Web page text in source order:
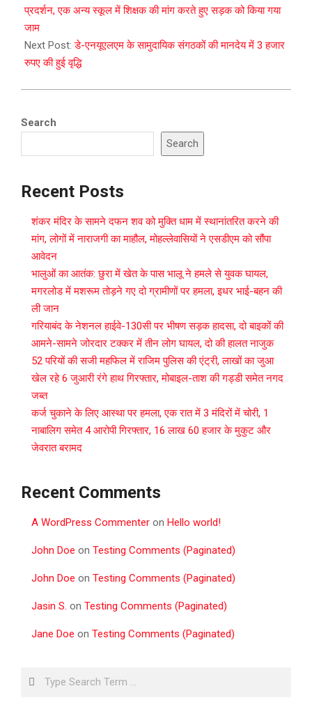
05
प्रदर्शन, एक अन्य स्कूल में शिक्षक की मांग करते हुए सड़क को किया गया
जाम
Next Post:डे-एनयूएलएम के सामुदायिक संगठकों की मानदेय में 3 हजार
रुपए की हुई वृद्धि
Search
Search
Recent Posts
शंकर मंदिर के सामने दफन शव को मुक्ति धाम में स्थानांतरित करने की
मांग, लोगों में नाराजगी का माहौल, मोहल्लेवासियों ने एसडीएम को सौंपा
आवेदन
भालुओं का आतंक: छुरा में खेत के पास भालू ने हमले से युवक घायल,
मगरलोड में मशरूम तोड़ने गए दो ग्रामीणों पर हमला, इधर भाई-बहन की
ली जान
गरियाबंद के नेशनल हाईवे-130सी पर भीषण सड़क हादसा, दो बाइकों की
आमने-सामने जोरदार टक्कर में तीन लोग घायल, दो की हालत नाजुक
52 परियों की सजी महफिल में राजिम पुलिस की एंट्री, लाखों का जुआ
खेल रहे 6 जुआरी रंगे हाथ गिरफ्तार, मोबाइल-ताश की गड्डी समेत नगद
जब्त
कर्ज चुकाने के लिए आस्था पर हमला, एक रात में 3 मंदिरों में चोरी, 1
नाबालिग समेत 4 आरोपी गिरफ्तार, 16 लाख 60 हजार के मुकुट और
जेवरात बरामद
Recent Comments
A WordPress Commenter on Hello world!
John Doe on Testing Comments (Paginated)
John Doe on Testing Comments (Paginated)
Jasin S. on Testing Comments (Paginated)
Jane Doe on Testing Comments (Paginated)